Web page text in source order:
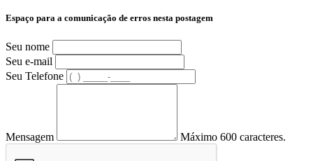
Espaço para a comunicação de erros nesta postagem
Seu nome
Seu e-mail
Seu Telefone
Mensagem Máximo 600 caracteres.